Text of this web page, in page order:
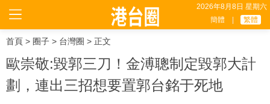
2026年8月8日 星期六
簡體
繁體
首頁 > 圈子 > 台灣圈 > 正文
歐崇敬:毀郭三刀！金溥聰制定毀郭大計
劃，連出三招想要置郭台銘于死地